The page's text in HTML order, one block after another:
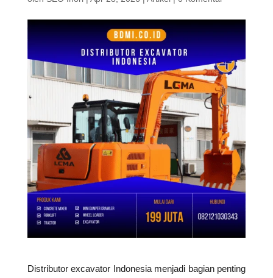
Distributor excavator Indonesia menjadi bagian penting